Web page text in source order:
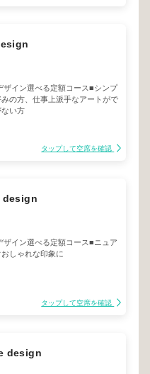
ザイン選べる定額コース■シンプ
の方、仕事上派手なアートがで
ない方
タップして空席を確認
design
イン選べる定額コース■ニュア
しゃれな印象に
タップして空席を確認
design